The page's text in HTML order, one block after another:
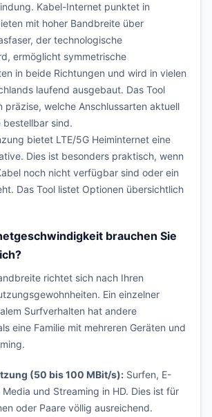
Kabel-Internet punktet in
mit hoher Bandbreite über
der technologische
ermöglicht symmetrische
in beide Richtungen und wird in vielen
laufend ausgebaut. Das Tool
präzise, welche Anschlussarten aktuell
bestellbar sind.
bietet LTE/5G Heiminternet eine
Dies ist besonders praktisch, wenn
noch nicht verfügbar sind oder ein
Das Tool listet Optionen übersichtlich
brauchen Sie
richtet sich nach Ihren
Ein einzelner
Surfverhalten hat andere
eine Familie mit mehreren Geräten und
(50 bis 100 MBit/s): Surfen, E-
Media und Streaming in HD. Dies ist für
oder Paare völlig ausreichend.